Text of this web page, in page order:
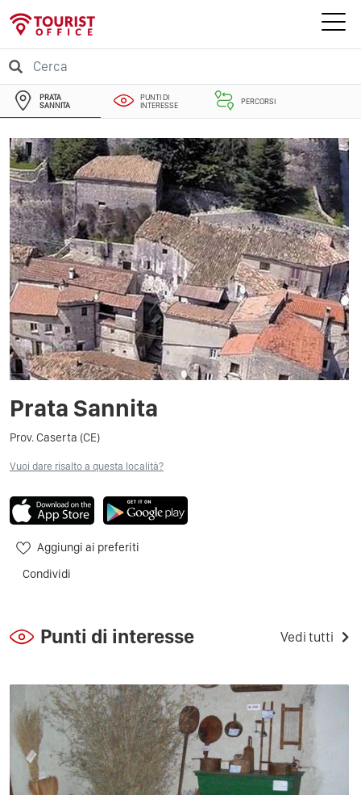
PRATA
SANNITA
PUNTI DI
INTERESSE
PERCORSI
Prata Sannita
Prov. Caserta (CE)
Vuoi dare risalto a questa località?
Aggiungi ai preferiti
Condividi
Punti di interesse Vedi tutti